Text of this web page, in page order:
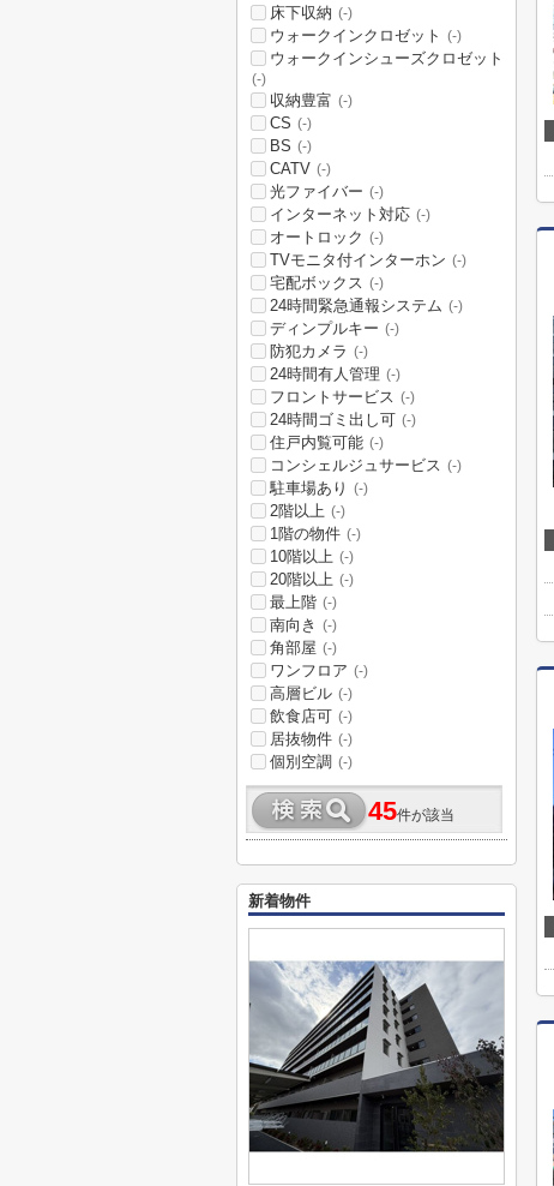
床下収納 (-)
ウォークインクロゼット (-)
ウォークインシューズクロゼット
(-)
収納豊富 (-)
CS (-)
BS (-)
CATV (-)
光ファイバー (-)
インターネット対応 (-)
オートロック (-)
TVモニタ付インターホン (-)
宅配ボックス (-)
24時間緊急通報システム (-)
ディンプルキー (-)
防犯カメラ (-)
24時間有人管理 (-)
フロントサービス (-)
24時間ゴミ出し可 (-)
住戸内覧可能 (-)
コンシェルジュサービス (-)
駐車場あり (-)
2階以上 (-)
1階の物件 (-)
10階以上 (-)
20階以上 (-)
最上階 (-)
南向き (-)
角部屋 (-)
ワンフロア (-)
高層ビル (-)
飲食店可 (-)
居抜物件 (-)
個別空調 (-)
45件が該当
新着物件